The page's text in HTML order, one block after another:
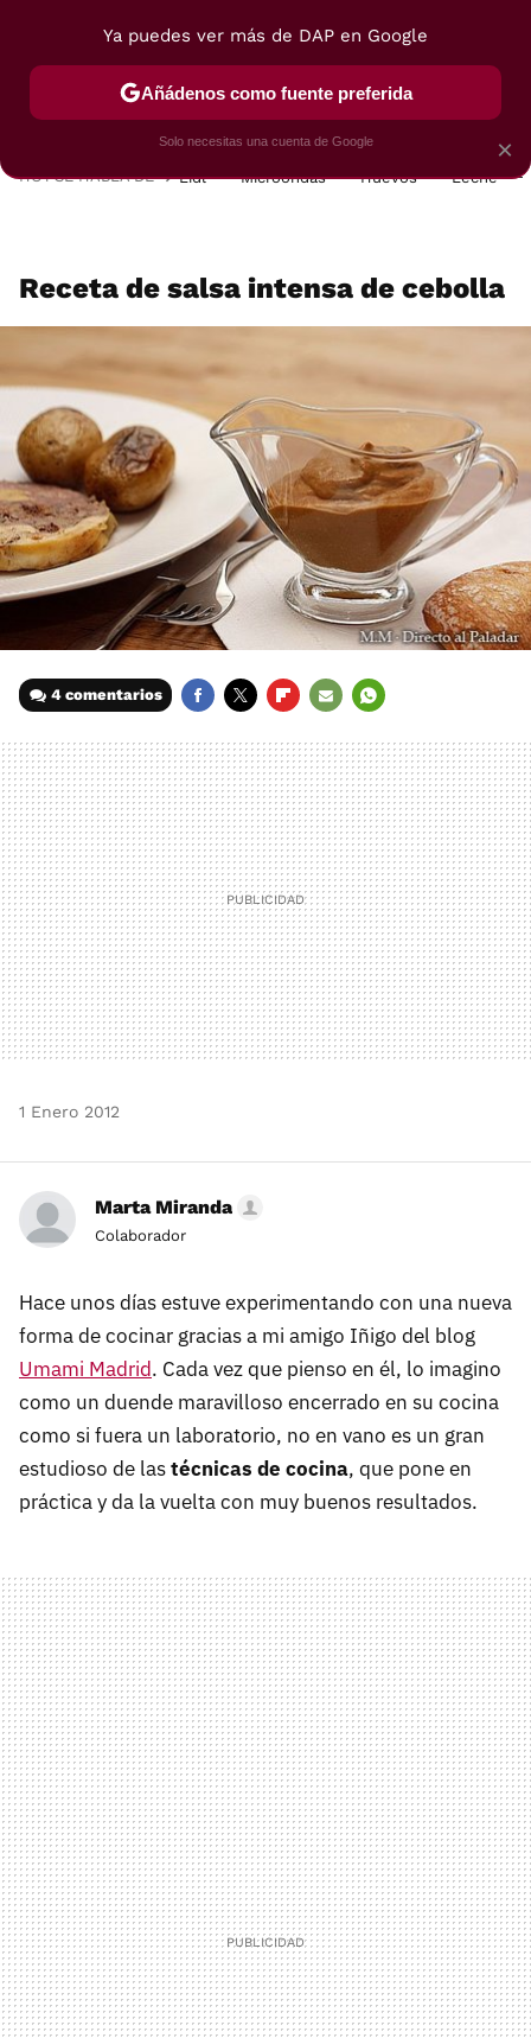
POSTRES VIAJES SELECCIÓN VEGUI
HOY SE HABLA DE Lidl Microondas Huevos Leche
Receta de salsa intensa de cebolla
4 comentarios
MAIL
1 Enero 2012
Marta Miranda
Colaborador
Hace unos días estuve experimentando con una nueva
forma de cocinar gracias a mi amigo Iñigo del blog
Umami Madrid. Cada vez que pienso en él, lo imagino
como un duende maravilloso encerrado en su cocina
como si fuera un laboratorio, no en vano es un gran
estudioso de lastécnicas de cocina, que pone en
práctica y da la vuelta con muy buenos resultados.
×
Ya puedes ver más de DAP en Google
Añádenos como fuente preferida
Solo necesitas una cuenta de Google